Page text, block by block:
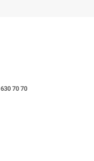
70 70